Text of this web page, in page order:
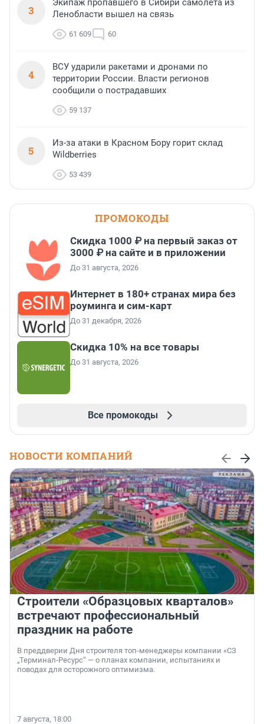
3
Экипаж пропавшего в Сибири самолета из
Ленобласти вышел на связь
61 609 60
4
ВСУ ударили ракетами и дронами по
территории России. Власти регионов
сообщили о пострадавших
59 137
5
Из-за атаки в Красном Бору горит склад
Wildberries
53 439
ПРОМОКОДЫ
Скидка 1000 ₽ на первый заказ от
3000 ₽ на сайте и в приложении
До 31 августа, 2026
Интернет в 180+ странах мира без
роуминга и сим-карт
До 31 декабря, 2026
Скидка 10% на все товары
До 31 августа, 2026
Все промокоды
НОВОСТИ КОМПАНИЙ
Строители «Образцовых кварталов»
встречают профессиональный
праздник на работе
В преддверии Дня строителя топ-менеджеры компании «СЗ
„Терминал-Ресурс“ — о планах компании, испытаниях и
поводах для осторожного оптимизма.
7 августа, 18:00